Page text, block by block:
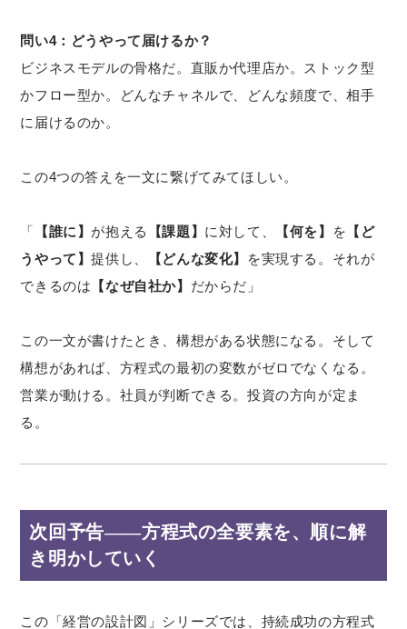
問い4：どうやって届けるか？
ビジネスモデルの骨格だ。直販か代理店か。ストック型
かフロー型か。どんなチャネルで、どんな頻度で、相手
に届けるのか。
この4つの答えを一文に繋げてみてほしい。
「 【誰に】 が抱える 【課題】 に対して、 【何を】 を 【ど
うやって】提供し、 【どんな変化】
を実現する。それが
できるのは 【なぜ自社か】 だからだ」
この一文が書けたとき、構想がある状態になる。そして
構想があれば、方程式の最初の変数がゼロでなくなる。
営業が動ける。社員が判断できる。投資の方向が定ま
る。
次回予告——方程式の全要素を、順に解
き明かしていく
この「経営の設計図」シリーズでは、持続成功の方程式